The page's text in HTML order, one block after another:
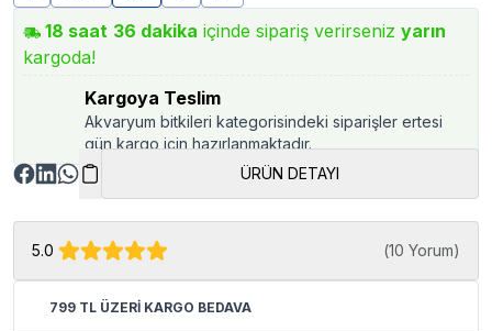
18 saat 36 dakika içinde sipariş verirseniz yarın
kargoda!
Kargoya Teslim
Akvaryum bitkileri kategorisindeki siparişler ertesi
gün kargo için hazırlanmaktadır.
ÜRÜN DETAYI
5.0 (10 Yorum)
799 TL ÜZERİ KARGO BEDAVA